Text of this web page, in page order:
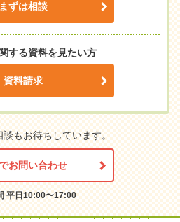
まずは相談
する資料を見たい方
資料請求
談もお待ちしています。
お問い合わせ
平日10:00〜17:00